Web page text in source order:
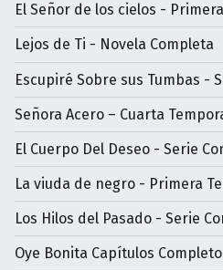
El Señor de los cielos -
Lejos de Ti - Novela Completa
Escupiré Sobre sus Tumbas -
Señora Acero – Cuarta
El Cuerpo Del Deseo - Serie
La viuda de negro - Primera
Los Hilos del Pasado - Serie
Oye Bonita Capítulos